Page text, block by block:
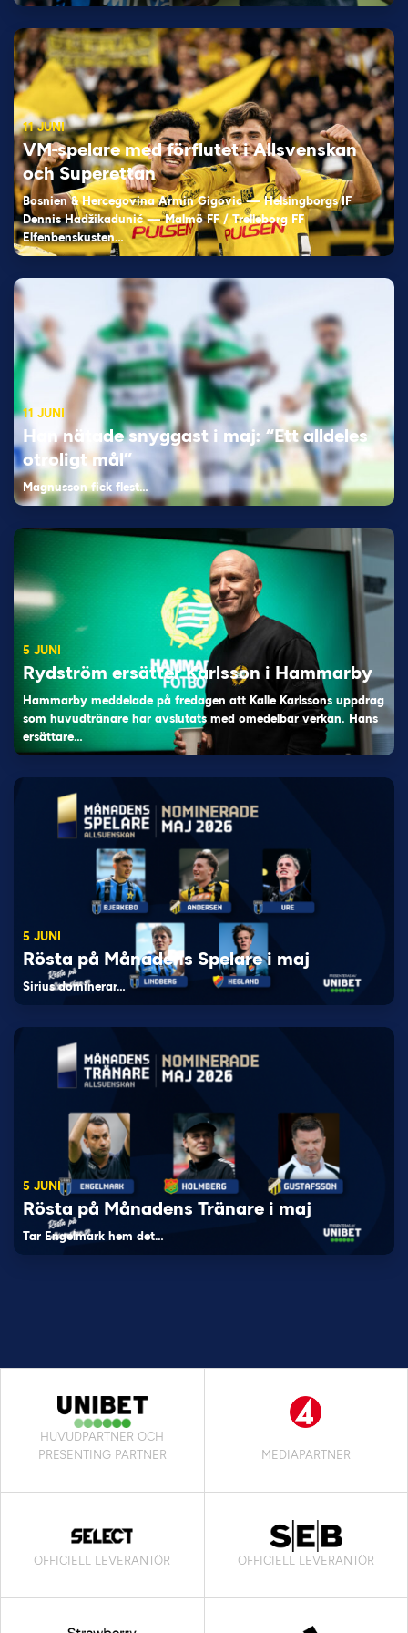
11 JUNI
VM-spelare med förflutet i Allsvenskan
och Superettan
Bosnien & Hercegovina Armin Gigovic — Helsingborgs IF
Dennis Hadžikadunić — Malmö FF / Trelleborg FF
Elfenbenskusten…
11 JUNI
Han nätade snyggast i maj: “Ett alldeles
otroligt mål”
Magnusson fick flest…
5 JUNI
Rydström ersätter Karlsson i Hammarby
Hammarby meddelade på fredagen att Kalle Karlssons uppdrag
som huvudtränare har avslutats med omedelbar verkan. Hans
ersättare…
5 JUNI
Rösta på Månadens Spelare i maj
Sirius dominerar…
5 JUNI
Rösta på Månadens Tränare i maj
Tar Engelmark hem det…
HUVUDPARTNER OCH
PRESENTING PARTNER
MEDIAPARTNER
OFFICIELL LEVERANTÖR OFFICIELL LEVERANTÖR